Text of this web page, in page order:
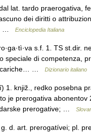
lat. tardo praerogativa,
dei diritti o
…
Enciclopedia Italiana
s.f. 1. TS st.dir.
speciale di competenza,
cariche… …
Dizionario italiano
1. knjiž., redko posebna
je prerogativa
prerogative; …
d. art. prerogatívei; pl.